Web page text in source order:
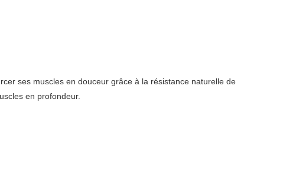
ses muscles en douceur grâce à la résistance naturelle de
en profondeur.